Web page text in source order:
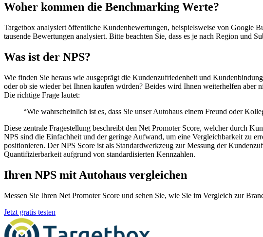
Woher kommen die Benchmarking Werte?
Targetbox analysiert öffentliche Kundenbewertungen, beispielsweise von Google
tausende Bewertungen analysiert. Bitte beachten Sie, dass es je nach Region und
Was ist der NPS?
Wie finden Sie heraus wie ausgeprägt die Kundenzufriedenheit und
oder ob sie wieder bei Ihnen kaufen würden? Beides wird Ihnen weiterhelfen aber
Die richtige Frage lautet:
“Wie wahrscheinlich ist es, dass Sie unser Autohaus einem Freund oder
Diese zentrale Fragestellung beschreibt den Net Promoter Score, welcher durch
NPS sind die Einfachheit und der geringe Aufwand, um eine Vergleichbarkeit zu
positionieren. Der NPS Score ist als Standardwerkzeug zur Messung der
Quantifizierbarkeit aufgrund von standardisierten Kennzahlen.
Ihren NPS mit Autohaus vergleichen
Messen Sie Ihren Net Promoter Score und sehen Sie, wie Sie im Vergleich zur
Jetzt gratis testen